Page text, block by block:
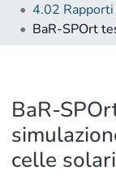
BaR-
celle